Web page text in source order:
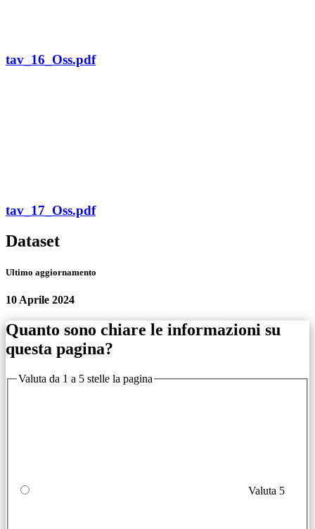
tav_16_Oss.pdf
tav_17_Oss.pdf
Dataset
Ultimo aggiornamento
10 Aprile 2024
Quanto sono chiare le informazioni su
questa pagina?
Valuta da 1 a 5 stelle la pagina
Valuta 5